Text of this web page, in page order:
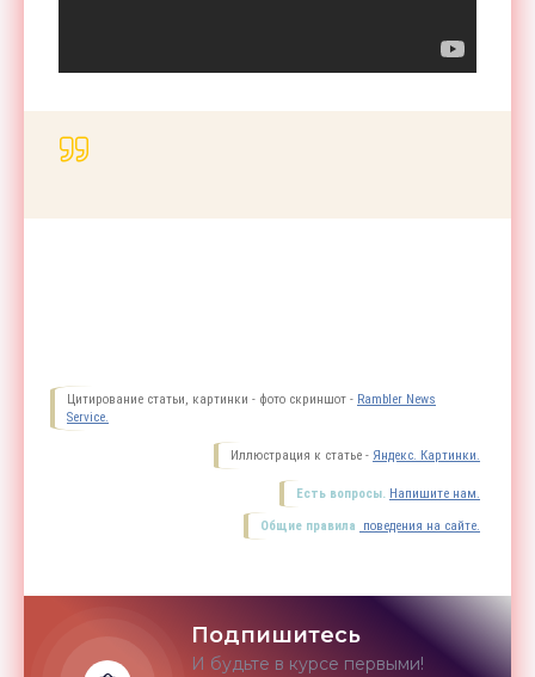
Цитирование статьи, картинки - фото скриншот - Rambler News
Service.
Иллюстрация к статье - Яндекс. Картинки.
Есть вопросы. Напишите нам.
Общие правила поведения на сайте.
Подпишитесь
И будьте в курсе первыми!